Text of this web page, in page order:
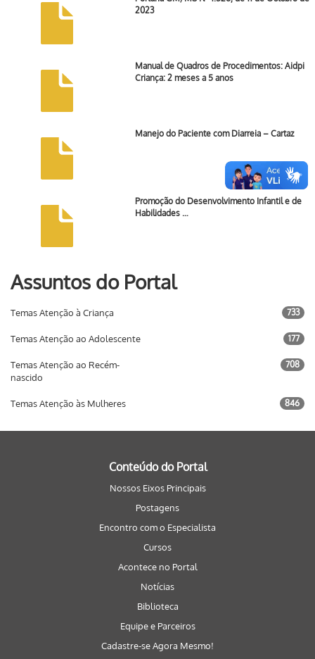
2023
Manual de Quadros de Procedimentos: Aidpi
Criança: 2 meses a 5 anos
Manejo do Paciente com Diarreia – Cartaz
Promoção do Desenvolvimento Infantil e de
Habilidades …
Assuntos do Portal
Temas Atenção à Criança 733
Temas Atenção ao Adolescente 177
Temas Atenção ao Recém-
nascido
708
Temas Atenção às Mulheres 846
Conteúdo do Portal
Nossos Eixos Principais
Postagens
Encontro com o Especialista
Cursos
Acontece no Portal
Notícias
Biblioteca
Equipe e Parceiros
Cadastre-se Agora Mesmo!